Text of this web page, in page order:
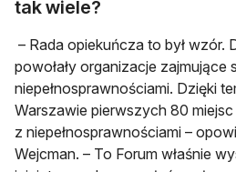
tak wiele?
– Rada opiekuńcza to był wzór.
powołały organizacje zajmujące
niepełnosprawnościami. Dzięki
Warszawie pierwszych 80
z niepełnosprawnościami –
Wejcman. – To Forum właśnie